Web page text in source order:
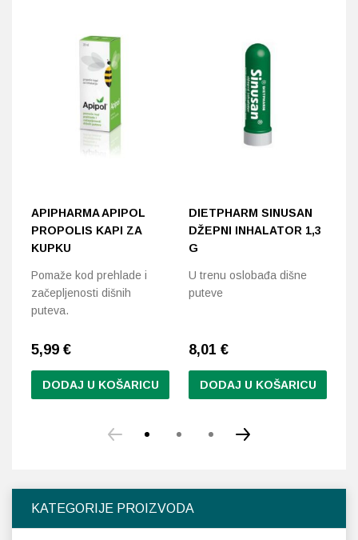
KATEGORIJE PROIZVODA
APIPHARMA APIPOL
PROPOLIS KAPI ZA
KUPKU
Pomaže kod prehlade i
začepljenosti dišnih
puteva.
5,99 €
DODAJ U KOŠARICU
DIETPHARM SINUSAN
DŽEPNI INHALATOR 1,3
G
U trenu oslobađa dišne
puteve
8,01 €
DODAJ U KOŠARICU